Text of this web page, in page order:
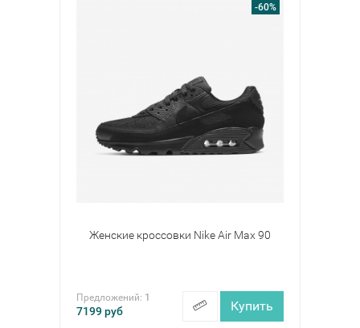
-60%
Женские кроссовки Nike Air Max 90
Предложений: 1
7199руб Купить